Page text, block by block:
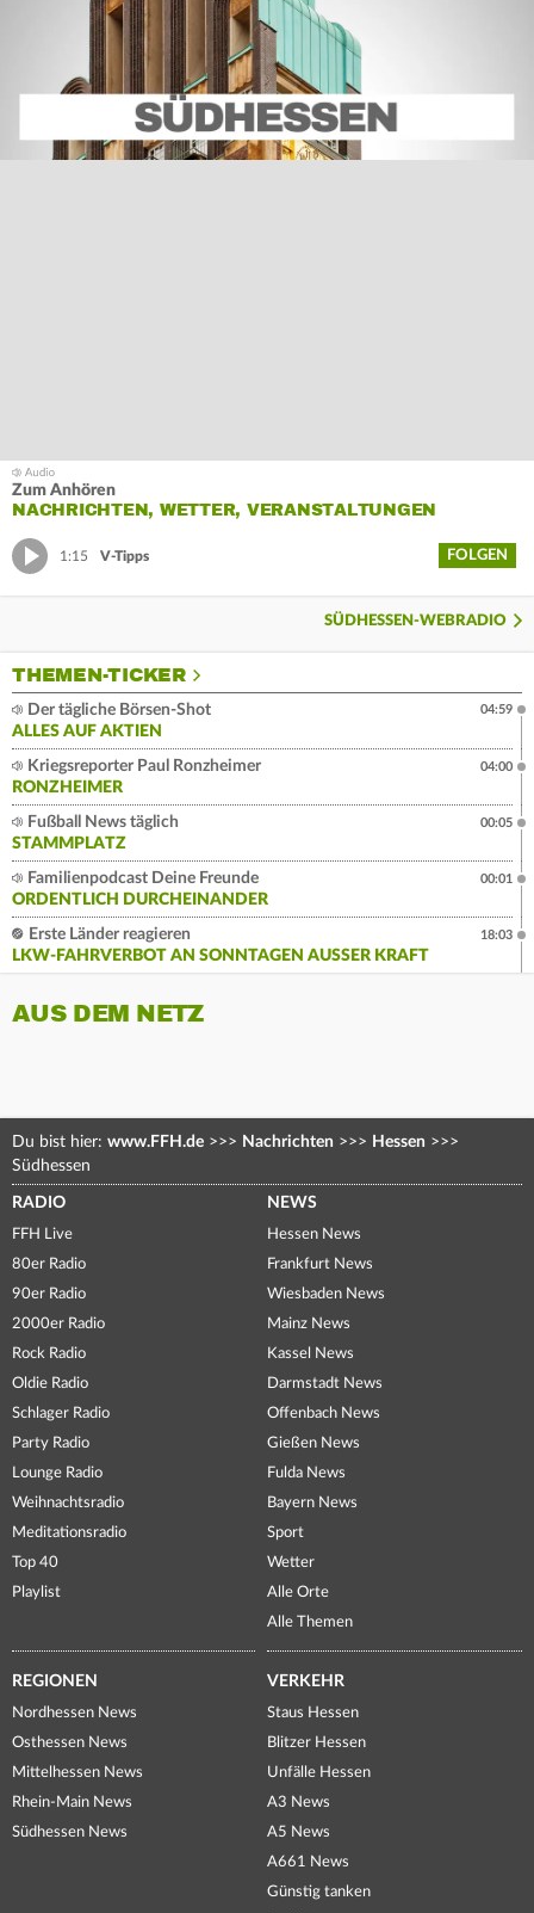
Zum Anhören
NACHRICHTEN, WETTER, VERANSTALTUNGEN
1:15 V-Tipps FOLGEN
SÜDHESSEN-WEBRADIO
THEMEN-TICKER
Der tägliche Börsen-Shot
ALLES AUF AKTIEN
04:59
Kriegsreporter Paul Ronzheimer
RONZHEIMER
04:00
Fußball News täglich
STAMMPLATZ
00:05
Familienpodcast Deine Freunde
ORDENTLICH DURCHEINANDER
00:01
Erste Länder reagieren
LKW-FAHRVERBOT AN SONNTAGEN AUSSER KRAFT
18:03
AUS DEM NETZ
Du bist hier: www.FFH.de >>> Nachrichten >>> Hessen >>>
Südhessen
RADIO
FFH Live
80er Radio
90er Radio
2000er Radio
Rock Radio
Oldie Radio
Schlager Radio
Party Radio
Lounge Radio
Weihnachtsradio
Meditationsradio
Top 40
Playlist
NEWS
Hessen News
Frankfurt News
Wiesbaden News
Mainz News
Kassel News
Darmstadt News
Offenbach News
Gießen News
Fulda News
Bayern News
Sport
Wetter
Alle Orte
Alle Themen
REGIONEN
Nordhessen News
Osthessen News
Mittelhessen News
Rhein-Main News
Südhessen News
VERKEHR
Staus Hessen
Blitzer Hessen
Unfälle Hessen
A3 News
A5 News
A661 News
Günstig tanken